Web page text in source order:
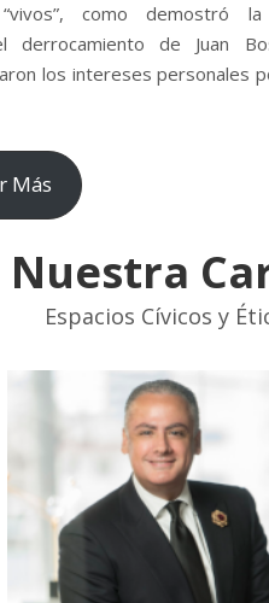
como demostró la
derrocamiento de Juan
los intereses personales
Más
Nuestra
Espacios Cívicos y